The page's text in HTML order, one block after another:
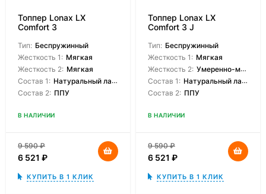
Топпер Lonax LX
Comfort 3
Тип: Беспружинный
Жесткость 1: Мягкая
Жесткость 2: Мягкая
Состав 1: Натуральный латекс
Состав 2: ППУ
В НАЛИЧИИ
9 590₽
6 521 ₽
КУПИТЬ В 1 КЛИК
Топпер Lonax LX
Comfort 3 J
Тип: Беспружинный
Жесткость 1: Мягкая
Жесткость 2: Умеренно-мягкая
Состав 1: Натуральный латекс
Состав 2: ППУ
В НАЛИЧИИ
9 590₽
6 521 ₽
КУПИТЬ В 1 КЛИК